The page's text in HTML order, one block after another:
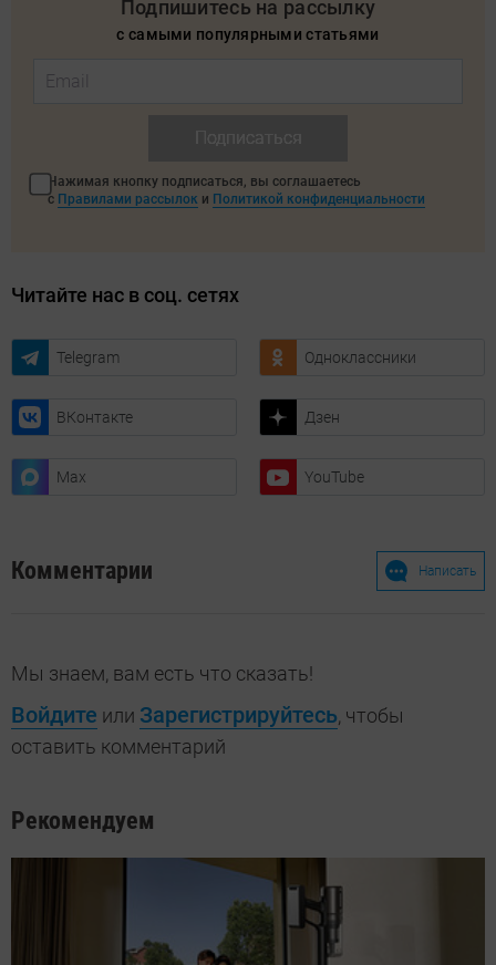
Подпишитесь на рассылку
с самыми популярными статьями
Нажимая кнопку подписаться, вы соглашаетесь
с Правилами рассылок и Политикой конфиденциальности
Читайте нас в соц. сетях
Telegram Одноклассники
ВКонтакте Дзен
Max YouTube
Комментарии Написать
Мы знаем, вам есть что сказать!
Войдите или Зарегистрируйтесь, чтобы
оставить комментарий
Рекомендуем